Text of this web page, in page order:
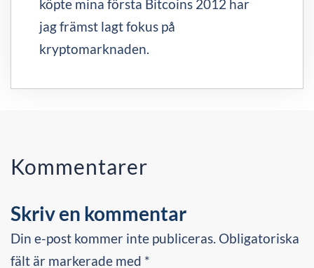
köpte mina första Bitcoins 2012 har
jag främst lagt fokus på
kryptomarknaden.
Kommentarer
Skriv en kommentar
Din e-post kommer inte publiceras. Obligatoriska
fält är markerade med *